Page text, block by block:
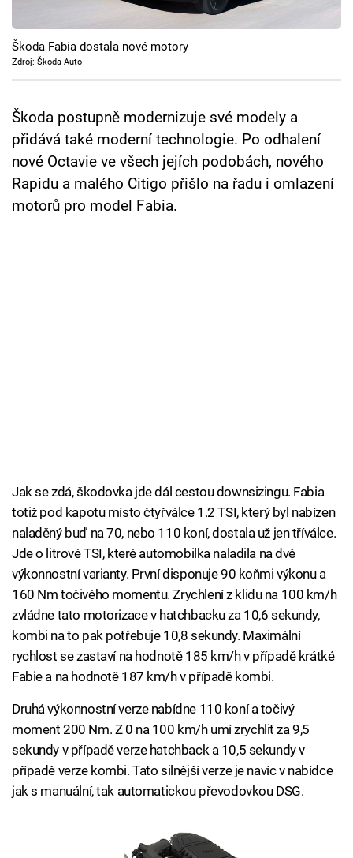
Pořady
Sledujte prima+
Přihlášení
Škoda Fabia dostala nové motory
Zdroj: Škoda Auto
Škoda postupně modernizuje své modely a
přidává také moderní technologie. Po odhalení
nové Octavie ve všech jejích podobách, nového
Rapidu a malého Citigo přišlo na řadu i omlazení
motorů pro model Fabia.
Jak se zdá, škodovka jde dál cestou downsizingu. Fabia
totiž pod kapotu místo čtyřválce 1.2 TSI, který byl nabízen
naladěný buď na 70, nebo 110 koní, dostala už jen tříválce.
Jde o litrové TSI, které automobilka naladila na dvě
výkonnostní varianty. První disponuje 90 koňmi výkonu a
160 Nm točivého momentu. Zrychlení z klidu na 100 km/h
zvládne tato motorizace v hatchbacku za 10,6 sekundy,
kombi na to pak potřebuje 10,8 sekundy. Maximální
rychlost se zastaví na hodnotě 185 km/h v případě krátké
Fabie a na hodnotě 187 km/h v případě kombi.
Druhá výkonnostní verze nabídne 110 koní a točivý
moment 200 Nm. Z 0 na 100 km/h umí zrychlit za 9,5
sekundy v případě verze hatchback a 10,5 sekundy v
případě verze kombi. Tato silnější verze je navíc v nabídce
jak s manuální, tak automatickou převodovkou DSG.